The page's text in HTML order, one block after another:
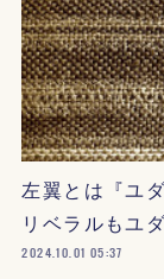
左翼とは『ユ
リベラルもユ
2024.10.01 05:37